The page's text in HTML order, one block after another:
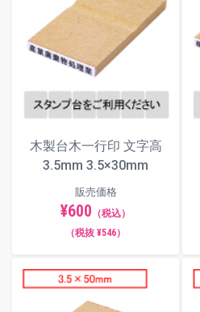
木製台木一行印 文字高
3.5mm 3.5×30mm
販売価格
¥600 （税込）
（税抜 ¥546）